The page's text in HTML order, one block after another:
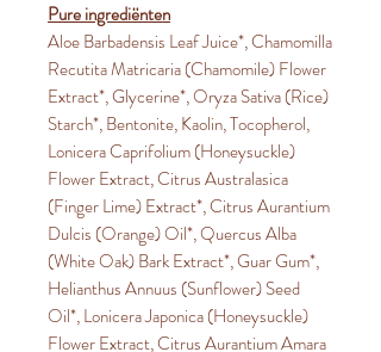
Pure ingrediënten
Aloe Barbadensis Leaf Juice*, Chamomilla
Recutita Matricaria (Chamomile) Flower
Extract*, Glycerine*, Oryza Sativa (Rice)
Starch*, Bentonite, Kaolin, Tocopherol,
Lonicera Caprifolium (Honeysuckle)
Flower Extract, Citrus Australasica
(Finger Lime) Extract*, Citrus Aurantium
Dulcis (Orange) Oil*, Quercus Alba
(White Oak) Bark Extract*, Guar Gum*,
Helianthus Annuus (Sunflower) Seed
Oil*, Lonicera Japonica (Honeysuckle)
Flower Extract, Citrus Aurantium Amara